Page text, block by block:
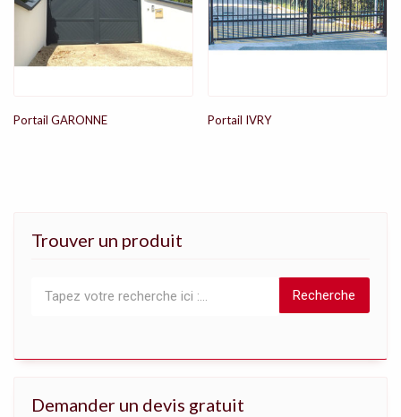
Portail GARONNE Portail IVRY
Trouver un produit
Recherche
Demander un devis gratuit